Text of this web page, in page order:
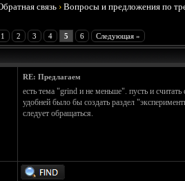
связь ›Вопросы и предложения по
1 2 3 4 5 6 Следующая »
1 - Средняя оценка: 5
RE: Предлагаем
есть тема "grind и не меньше". пусть и
удобней было бы создать раздел
следует обращаться.